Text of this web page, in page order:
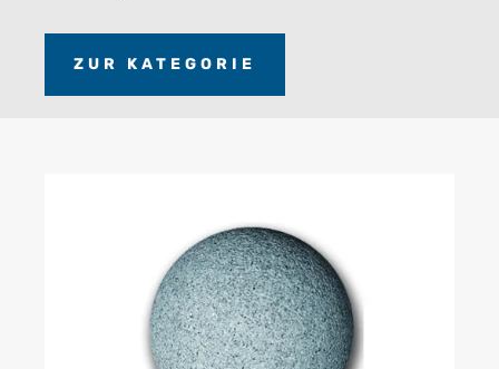
ZUR KATEGORIE